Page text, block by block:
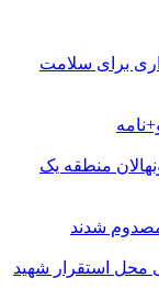
برای سلامت
منطقه یک
محل استقرار شهید